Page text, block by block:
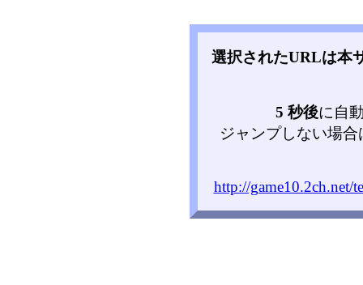
選択されたURLは本
5 秒後に自
ジャンプしない場
http://game10.2ch.net/